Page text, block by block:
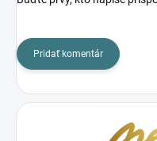
Pridať komentár